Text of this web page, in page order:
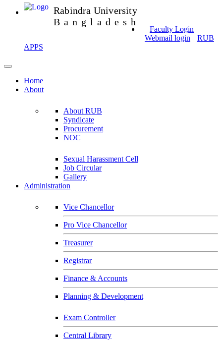
Rabindra University
Bangladesh
Faculty Login
Webmail login
RUB
APPS
Home
About
About RUB
Syndicate
Procurement
NOC
Sexual Harassment Cell
Job Circular
Gallery
Administration
Vice Chancellor
Pro Vice Chancellor
Treasurer
Registrar
Finance & Accounts
Planning & Development
Exam Controller
Central Library